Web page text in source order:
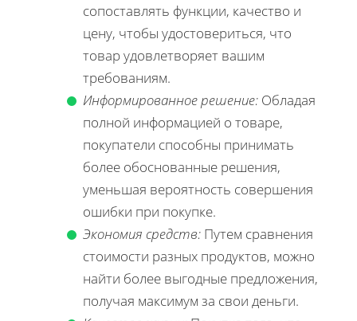
сопоставлять функции, качество и
цену, чтобы удостовериться, что
товар удовлетворяет вашим
требованиям.
Информированное решение: Обладая
полной информацией о товаре,
покупатели способны принимать
более обоснованные решения,
уменьшая вероятность совершения
ошибки при покупке.
Экономия средств: Путем сравнения
стоимости разных продуктов, можно
найти более выгодные предложения,
получая максимум за свои деньги.